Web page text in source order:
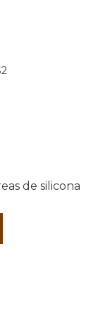
de silicona